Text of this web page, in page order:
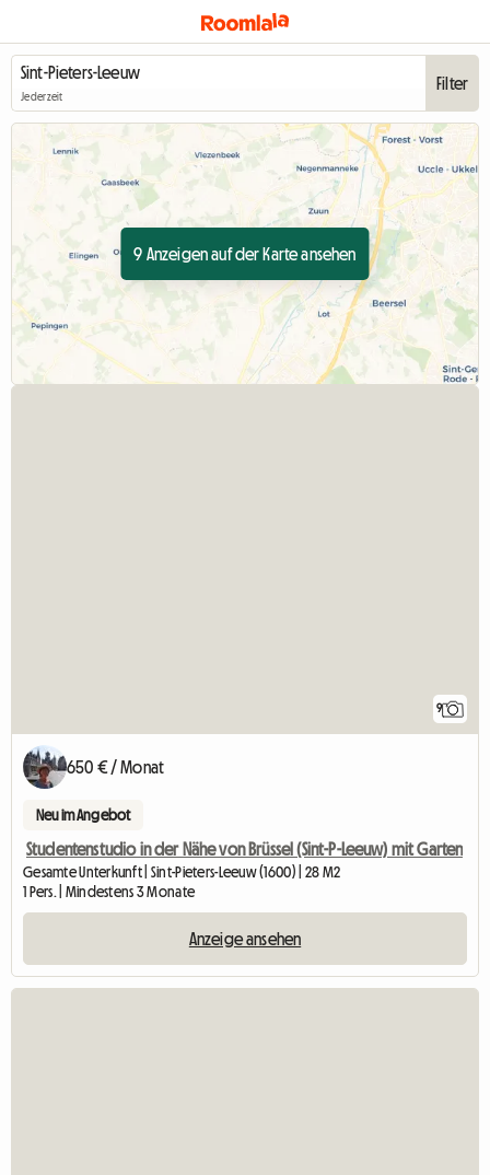
Jederzeit
Filter
9 Anzeigen auf der Karte ansehen
9
650 € / Monat
Neu im Angebot
Studentenstudio in der Nähe von Brüssel (Sint-P-Leeuw) mit Garten
Gesamte Unterkunft | Sint-Pieters-Leeuw (1600) | 28 M2
1 Pers. | Mindestens 3 Monate
Anzeige ansehen